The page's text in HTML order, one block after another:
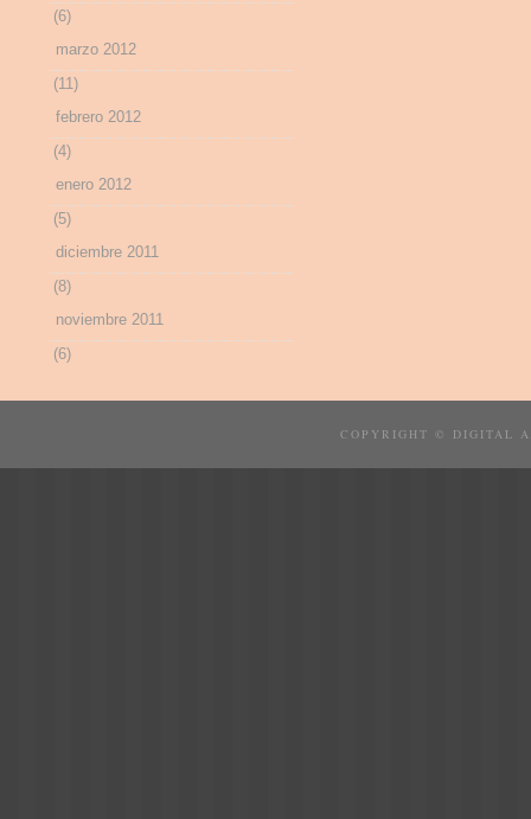
(6)
marzo 2012
(11)
febrero 2012
(4)
enero 2012
(5)
diciembre 2011
(8)
noviembre 2011
(6)
COPYRIGHT © DIGITAL